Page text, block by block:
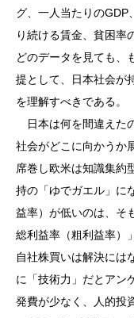
グ、一人当たりのGDP
り続ける賃金、貧困率
どのデータを見ても、
提として、日本社会が
を理解すべきである。
日本は何を間違えた
社会がどこに向かうか
席巻し欧米は知識集約
持の「ゆでガエル」に
益率）が低いのは、そ
総利益率（粗利益率）
自社株買いは解決には
に「技術力」だとアン
発費が少なく、人的投